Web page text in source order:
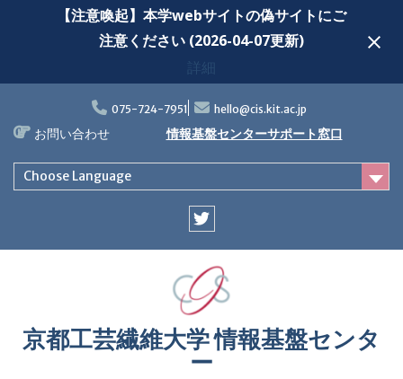
【注意喚起】本学webサイトの偽サイトにご
注意ください (2026-04-07更新)
詳細
content
075-724-7951 hello@cis.kit.ac.jp
お問い合わせ 情報基盤センターサポート窓口
Choose Language
京都工芸繊維大学 情報基盤センタ
ー